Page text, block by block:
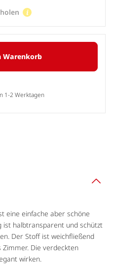
Warenkorb
1-2 Werktagen
eine einfache aber schöne
ist halbtransparent und schützt
Der Stoff ist weichfließend
Die verdeckten
wirken.